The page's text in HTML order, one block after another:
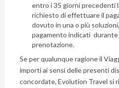
entro i 35 giorni precedenti
richiesto di effettuare il
dovuto in una o più
pagamento indicati durante
prenotazione.
Se per qualunque ragione il
importi ai sensi delle presenti
concordate, Evolution Travel si